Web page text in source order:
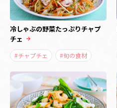
冷しゃぶの野菜たっぷりチャプ
チェ
#チャプチェ #旬の食材